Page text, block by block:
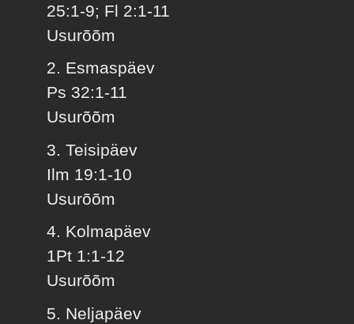
25:1-9; Fl 2:1-11
Usurõõm
2. Esmaspäev
Ps 32:1-11
Usurõõm
3. Teisipäev
Ilm 19:1-10
Usurõõm
4. Kolmapäev
1Pt 1:1-12
Usurõõm
5. Neljapäev